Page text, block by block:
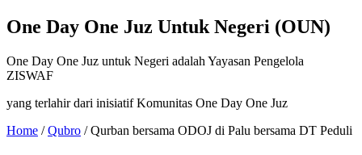
One Day One Juz Untuk Negeri (OUN)
One Day One Juz untuk Negeri adalah Yayasan Pengelola
ZISWAF
yang terlahir dari inisiatif Komunitas One Day One Juz
Home / Qubro / Qurban bersama ODOJ di Palu bersama DT Peduli